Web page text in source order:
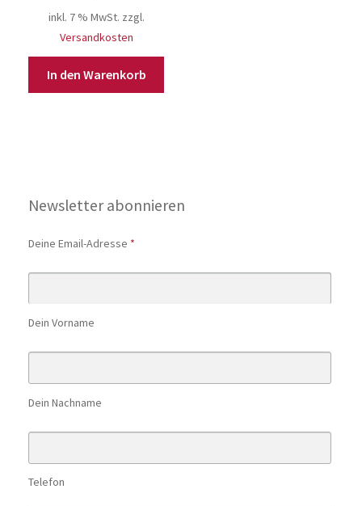
inkl. 7 % MwSt. zzgl.
Versandkosten
In den Warenkorb
Newsletter abonnieren
Deine Email-Adresse *
Dein Vorname
Dein Nachname
Telefon